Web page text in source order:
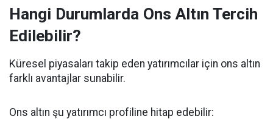
Hangi Durumlarda Ons Altın Tercih
Edilebilir?
Küresel piyasaları takip eden yatırımcılar için ons altın
farklı avantajlar sunabilir.
Ons altın şu yatırımcı profiline hitap edebilir: